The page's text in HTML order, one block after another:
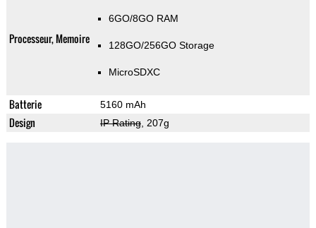
Processeur, Memoire
6GO/8GO RAM
128GO/256GO Storage
MicroSDXC
Batterie 5160 mAh
Design IP Rating, 207g